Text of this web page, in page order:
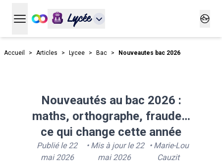
Ouvrir le menu principal
Lycée
Accueil > Articles > Lycee > Bac > Nouveautes bac 2026
Nouveautés au bac 2026 :
maths, orthographe, fraude…
ce qui change cette année
Publié le22
mai 2026
• Mis à jour le 22
mai 2026
• Marie-Lou
Cauzit